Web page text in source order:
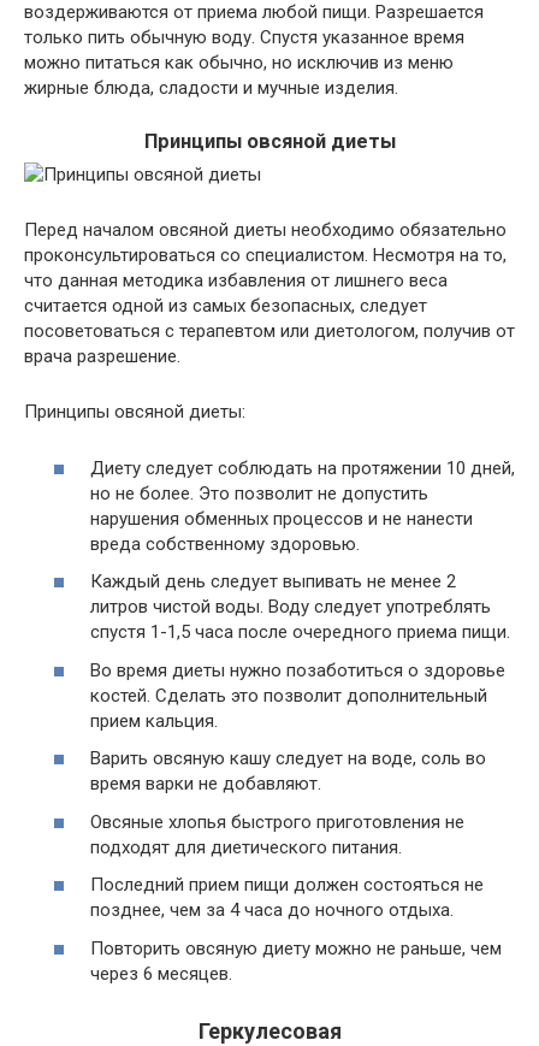
воздерживаются от приема любой пищи. Разрешается
только пить обычную воду. Спустя указанное время
можно питаться как обычно, но исключив из меню
жирные блюда, сладости и мучные изделия.
Принципы овсяной диеты
Перед началом овсяной диеты необходимо обязательно
проконсультироваться со специалистом. Несмотря на то,
что данная методика избавления от лишнего веса
считается одной из самых безопасных, следует
посоветоваться с терапевтом или диетологом, получив от
врача разрешение.
Принципы овсяной диеты:
Диету следует соблюдать на протяжении 10 дней,
но не более. Это позволит не допустить
нарушения обменных процессов и не нанести
вреда собственному здоровью.
Каждый день следует выпивать не менее 2
литров чистой воды. Воду следует употреблять
спустя 1-1,5 часа после очередного приема пищи.
Во время диеты нужно позаботиться о здоровье
костей. Сделать это позволит дополнительный
прием кальция.
Варить овсяную кашу следует на воде, соль во
время варки не добавляют.
Овсяные хлопья быстрого приготовления не
подходят для диетического питания.
Последний прием пищи должен состояться не
позднее, чем за 4 часа до ночного отдыха.
Повторить овсяную диету можно не раньше, чем
через 6 месяцев.
Геркулесовая